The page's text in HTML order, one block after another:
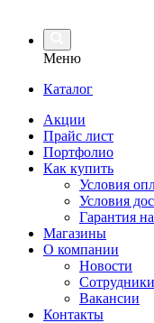
Меню
Каталог
Акции
Прайс лист
Портфолио
Как купить
Условия
Условия
Гарантия
Магазины
О компании
Новости
Сотрудники
Вакансии
Контакты